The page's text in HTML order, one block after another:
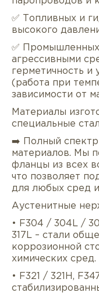
Описание
Услуги
✅ Топливных и
высокого
✅
агрессивными
герметичность и
(работа при
зависимости от
Материалы
специальные
➡️ Полный спектр
материалов. Мы
фланцы из всех
что позволяет
для любых сред и
Аустенитные
• F304 / 304L /
317L – стали
коррозионной
химических сред.
• F321 / 321H,